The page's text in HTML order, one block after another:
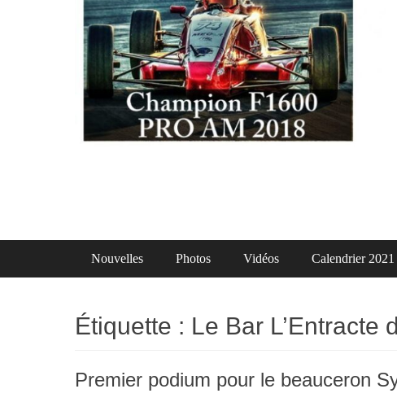
Primary Menu
Skip
Nouvelles Photos Vidéos Calendrier 2021
Étiquette : Le Bar L’Entracte
Premier podium pour le beauceron